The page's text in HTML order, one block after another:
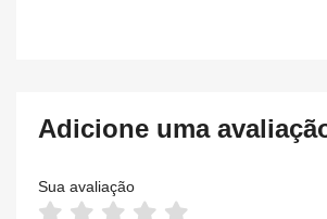
Adicione uma
Sua avaliação